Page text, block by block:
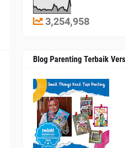
3,254,958
Blog Parenting Terbaik